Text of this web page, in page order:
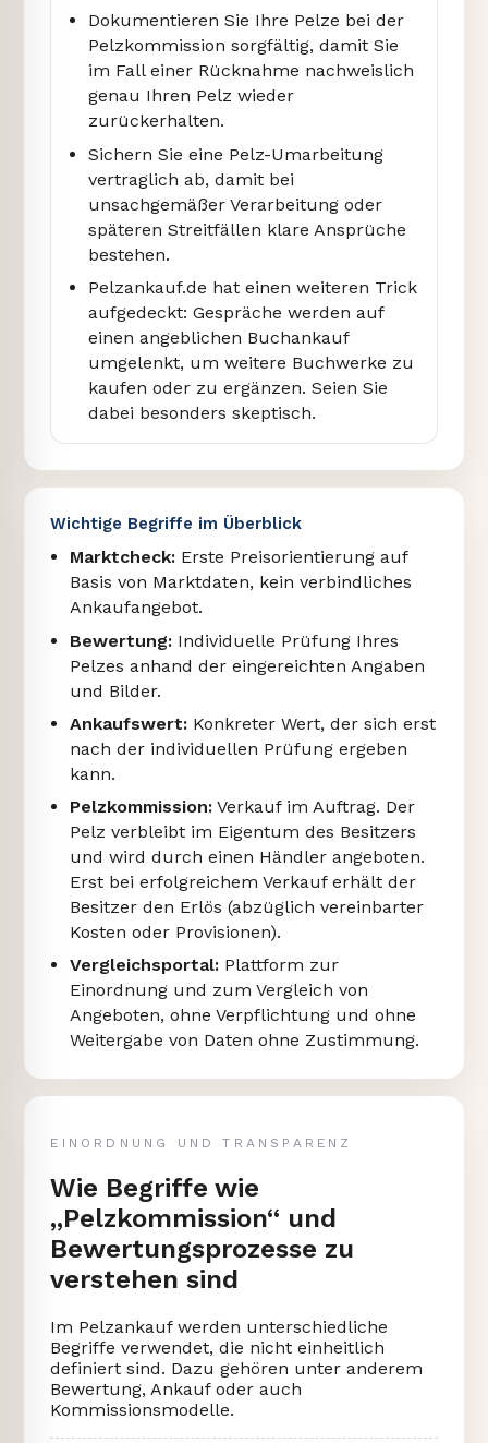
Dokumentieren Sie Ihre Pelze bei der
Pelzkommission sorgfältig, damit Sie
im Fall einer Rücknahme nachweislich
genau Ihren Pelz wieder
zurückerhalten.
Sichern Sie eine Pelz-Umarbeitung
vertraglich ab, damit bei
unsachgemäßer Verarbeitung oder
späteren Streitfällen klare Ansprüche
bestehen.
Pelzankauf.de hat einen weiteren Trick
aufgedeckt: Gespräche werden auf
einen angeblichen Buchankauf
umgelenkt, um weitere Buchwerke zu
kaufen oder zu ergänzen. Seien Sie
dabei besonders skeptisch.
Wichtige Begriffe im Überblick
Marktcheck: Erste Preisorientierung auf
Basis von Marktdaten, kein verbindliches
Ankaufangebot.
Bewertung: Individuelle Prüfung Ihres
Pelzes anhand der eingereichten Angaben
und Bilder.
Ankaufswert: Konkreter Wert, der sich erst
nach der individuellen Prüfung ergeben
kann.
Pelzkommission: Verkauf im Auftrag. Der
Pelz verbleibt im Eigentum des Besitzers
und wird durch einen Händler angeboten.
Erst bei erfolgreichem Verkauf erhält der
Besitzer den Erlös (abzüglich vereinbarter
Kosten oder Provisionen).
Vergleichsportal: Plattform zur
Einordnung und zum Vergleich von
Angeboten, ohne Verpflichtung und ohne
Weitergabe von Daten ohne Zustimmung.
EINORDNUNG UND TRANSPARENZ
Wie Begriffe wie
„Pelzkommission“ und
Bewertungsprozesse zu
verstehen sind
Im Pelzankauf werden unterschiedliche
Begriffe verwendet, die nicht einheitlich
definiert sind. Dazu gehören unter anderem
Bewertung, Ankauf oder auch
Kommissionsmodelle.